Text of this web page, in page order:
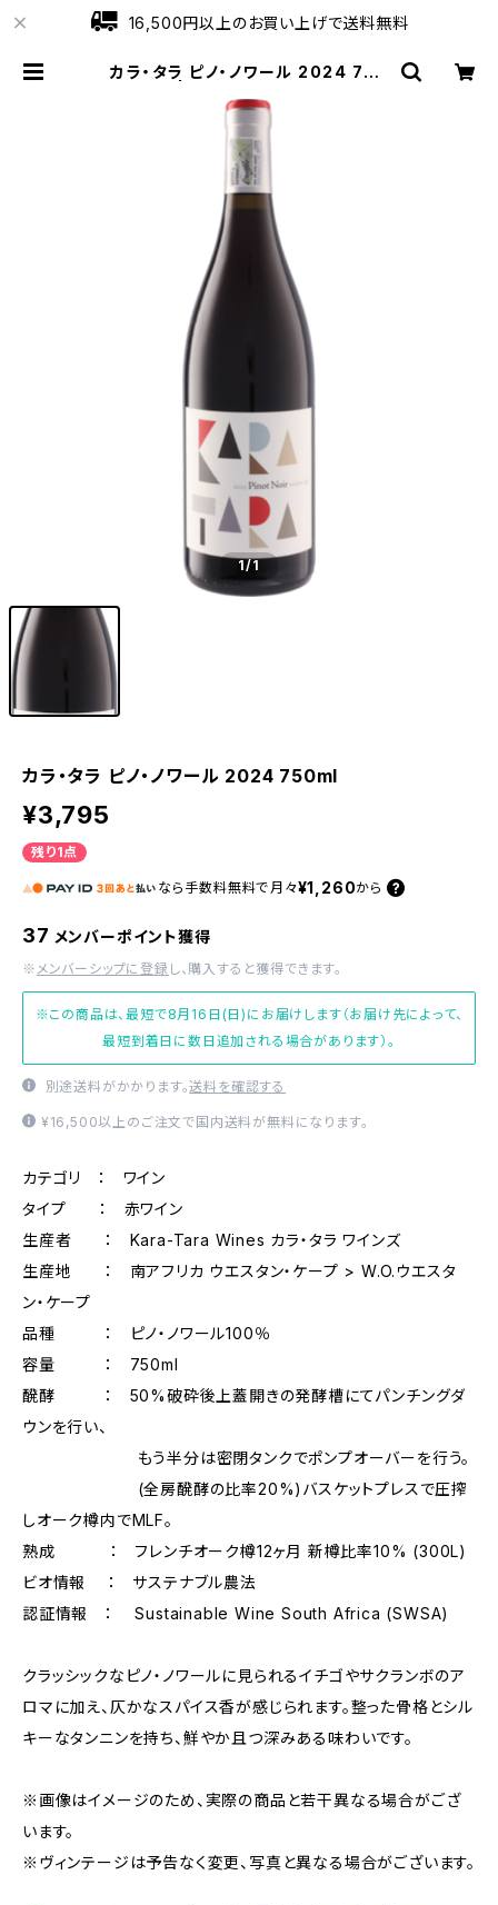
16,500円以上のお買い上げで送料無料
カラ・タラ ピノ・ノワール 2024 750
1/1
カラ・タラ ピノ・ノワール 2024 750ml
¥3,795
残り1点
なら 手数料無料で 月々¥1,260から
37 メンバーポイント獲得
※ メンバーシップに登録 し、購入すると獲得できます。
※この商品は、最短で8月16日(日)にお届けします（お届け先によって、
最短到着日に数日追加される場合があります）。
別途送料がかかります。送料を確認する
¥16,500以上のご注文で国内送料が無料になります。
カテゴリ ： ワイン
タイプ ： 赤ワイン
生産者 ： Kara-Tara Wines カラ・タラ ワインズ
生産地 ： 南アフリカ ウエスタン・ケープ > W.O.ウエスタ
ン・ケープ
品種 ： ピノ・ノワール100％
容量 ： 750ml
醗酵 ： 50%破砕後上蓋開きの発酵槽にてパンチングダ
ウンを行い、
もう半分は密閉タンクでポンプオーバーを行う。
(全房醗酵の比率20%)バスケットプレスで圧搾
しオーク樽内でMLF。
熟成 ： フレンチオーク樽12ヶ月 新樽比率10% (300L)
ビオ情報 ： サステナブル農法
認証情報 ： Sustainable Wine South Africa (SWSA)
クラッシックなピノ・ノワールに見られるイチゴやサクランボのア
ロマに加え、仄かなスパイス香が感じられます。整った骨格とシル
キーなタンニンを持ち、鮮やか且つ深みある味わいです。
※画像はイメージのため、実際の商品と若干異なる場合がござ
います。
※ヴィンテージは予告なく変更、写真と異なる場合がございます。